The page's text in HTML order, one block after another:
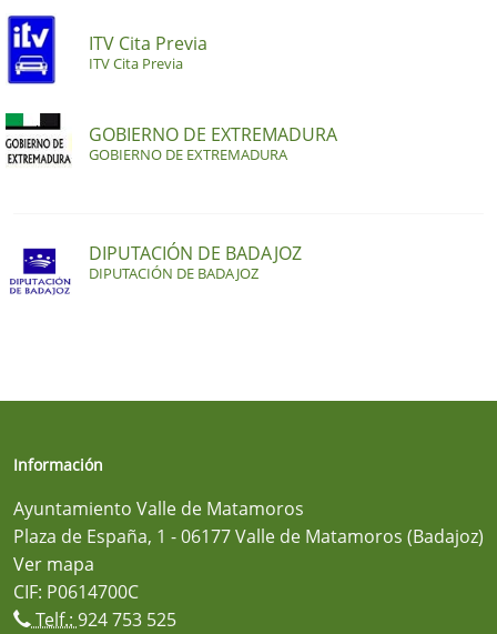
ITV Cita Previa
ITV Cita Previa
GOBIERNO DE EXTREMADURA
GOBIERNO DE EXTREMADURA
DIPUTACIÓN DE BADAJOZ
DIPUTACIÓN DE BADAJOZ
Información
Ayuntamiento Valle de Matamoros
Plaza de España, 1 - 06177 Valle de Matamoros (Badajoz)
Ver mapa
CIF: P0614700C
Telf.: 924 753 525